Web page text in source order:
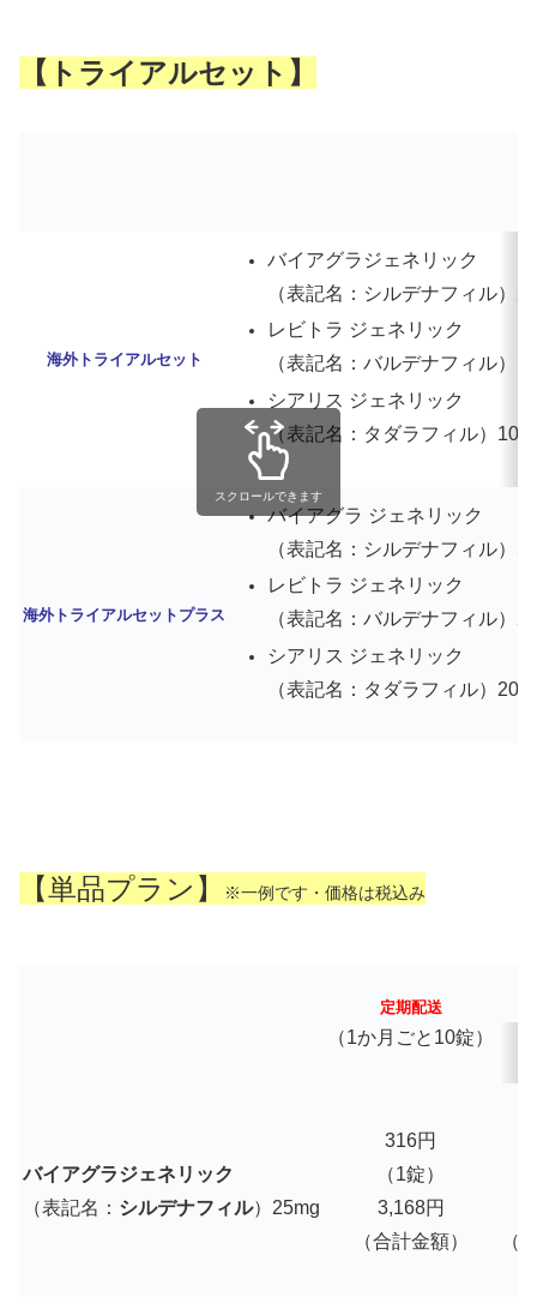
【トライアルセット】
海外トライアルセット
バイアグラジェネリック
（表記名：シルデナフィル）
レビトラ ジェネリック
（表記名：バルデナフィル）
シアリス ジェネリック
（表記名：タダラフィル）
海外トライアルセットプラス
バイアグラ ジェネリック
（表記名：シルデナフィル）
レビトラ ジェネリック
（表記名：バルデナフィル）
シアリス ジェネリック
（表記名：タダラフィル）
スクロールできます
【単品プラン】 ※一例です・価格は税込み
定期配送
（1か月ごと10錠）
バイアグラジェネリック
（表記名： シルデナフィル）25mg
316円
（1錠）
3,168円
（合計金額）
（